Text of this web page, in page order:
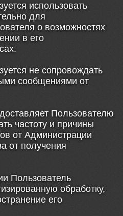
использовать
для
о возможностях
в его
не сопровождать
сообщениями от
Пользователю
частоту и причины
от Администрации
от получения
Пользователь
обработку,
его